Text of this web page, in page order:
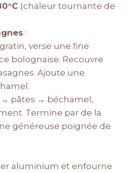
(chaleur tournante de
:
verse une fine
bolognaise. Recouvre
Ajoute une
→ pâtes → béchamel,
Termine par de la
généreuse poignée de
aluminium et enfourne